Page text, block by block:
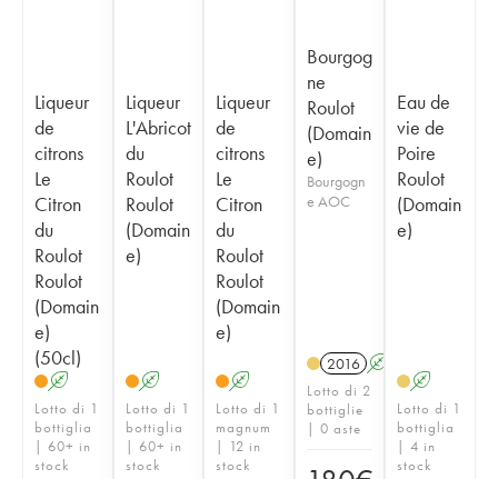
Liqueur
de
citrons
Le
Citron
du
Roulot
Roulot
(Domain
e)
(50cl)
A
Lotto di 1
bottiglia
| 60+ in
stock
Liqueur
L'Abricot
du
Roulot
Roulot
(Domain
e)
A
Lotto di 1
bottiglia
| 60+ in
stock
Liqueur
de
citrons
Le
Citron
du
Roulot
Roulot
(Domain
e)
A
Lotto di 1
magnum
| 12 in
stock
Bourgog
ne
Roulot
(Domain
e)
Bourgogn
e AOC
2016 A
Lotto di 2
bottiglie
| 0 aste
Eau de
vie de
Poire
Roulot
(Domain
e)
A
Lotto di 1
bottiglia
| 4 in
stock